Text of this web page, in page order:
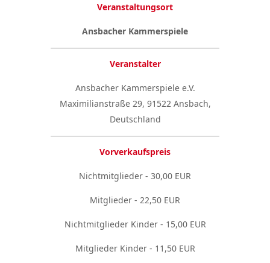
Veranstaltungsort
Ansbacher Kammerspiele
Veranstalter
Ansbacher Kammerspiele e.V.
Maximilianstraße 29, 91522 Ansbach,
Deutschland
Vorverkaufspreis
Nichtmitglieder - 30,00 EUR
Mitglieder - 22,50 EUR
Nichtmitglieder Kinder - 15,00 EUR
Mitglieder Kinder - 11,50 EUR